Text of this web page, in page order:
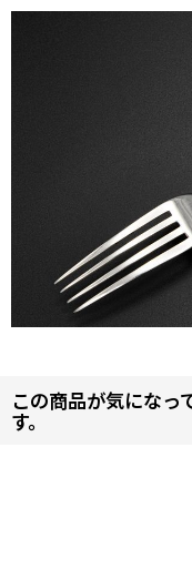
この商品が気になっ
す。